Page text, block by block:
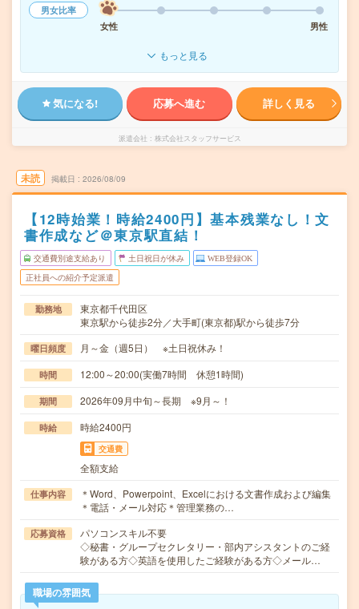
男女比率
女性
男性
もっと見る
気になる! 応募へ進む 詳しく見る
派遣会社 株式会社スタッフサービス
未読 掲載日 2026/08/09
【12時始業！時給2400円】基本残業なし！文
書作成など＠東京駅直結！
交通費別途支給あり 土日祝日が休み WEB登録OK
正社員への紹介予定派遣
勤務地
東京都千代田区
東京駅から徒歩2分／大手町(東京都)駅から徒歩7分
曜日頻度 月～金（週5日） ※土日祝休み！
時間 12:00～20:00(実働7時間 休憩1時間)
期間 2026年09月中旬～長期 ※9月～！
時給 時給2400円
交通費
全額支給
仕事内容
＊Word、Powerpoint、Excelにおける文書作成および編集
＊電話・メール対応＊管理業務の…
応募資格
パソコンスキル不要
◇秘書・グループセクレタリー・部内アシスタントのご経
験がある方◇英語を使用したご経験がある方◇メール…
職場の雰囲気